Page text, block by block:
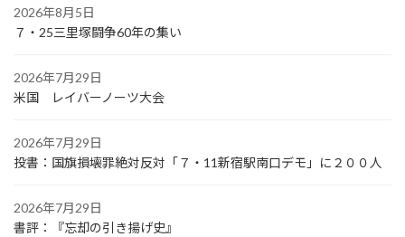
2026年8月5日
７・25三里塚闘争60年の集い
2026年7月29日
米国 レイバーノーツ大会
2026年7月29日
投書：国旗損壊罪絶対反対「７・11新宿駅南口デモ」に２００人
2026年7月29日
書評：『忘却の引き揚げ史』